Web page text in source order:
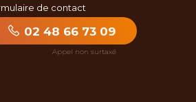
de contact
02 48 66 73 09